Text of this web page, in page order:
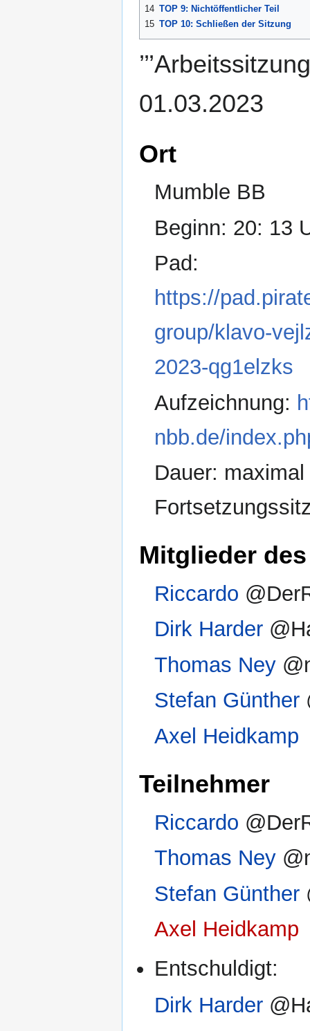
14 TOP 9: Nichtöffentlicher Teil
15 TOP 10: Schließen der Sitzung
01.03.2023
Ort
Mumble BB
Beginn: 20: 13
Pad:
https://
group/klavo-
2023-qg1elzks
Aufzeichnung:
nbb.de/
Dauer:
Mitglieder
Riccardo
Dirk Harder
Thomas Ney
Stefan Günther
Axel Heidkamp
Teilnehmer
Riccardo
Thomas Ney
Stefan Günther
Axel Heidkamp
Entschuldigt:
Dirk Harder